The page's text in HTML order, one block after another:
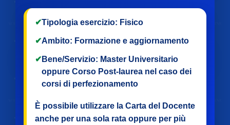
✔Tipologia esercizio: Fisico
✔Ambito: Formazione e aggiornamento
✔ Bene/Servizio: Master Universitario
oppure Corso Post-laurea nel caso dei
corsi di perfezionamento
È possibile utilizzare la Carta del Docente
anche per una sola rata oppure per più